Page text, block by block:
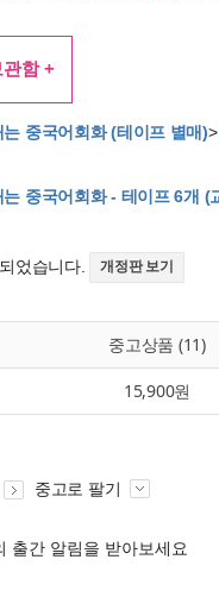
관함 +
중국어회화 (테이프 별매)
중국어회화 - 테이프 6개 (
었습니다. 개정판 보기
중고상품 (11)
15,900원
중고로 팔기
출간 알림을 받아보세요